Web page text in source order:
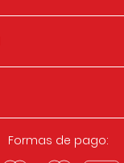
Formas de pago: